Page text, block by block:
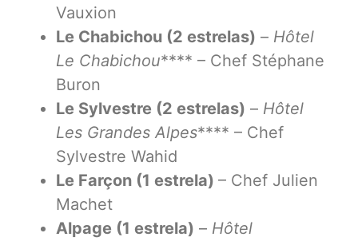
Vauxion
Le Chabichou (2 estrelas) – Hôtel
Le Chabichou**** – Chef Stéphane
Buron
Le Sylvestre (2 estrelas) – Hôtel
Les Grandes Alpes**** – Chef
Sylvestre Wahid
Le Farçon (1 estrela) – Chef Julien
Machet
Alpage (1 estrela) – Hôtel